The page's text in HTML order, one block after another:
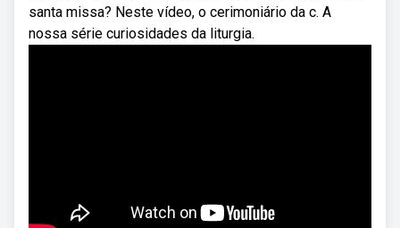
santa missa? Neste vídeo, o cerimoniário da c. A
nossa série curiosidades da liturgia.